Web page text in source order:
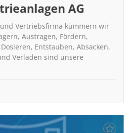
AG
Vertriebsfirma kümmern wir
Austragen, Fördern,
Entstauben, Absacken,
Verladen sind unsere